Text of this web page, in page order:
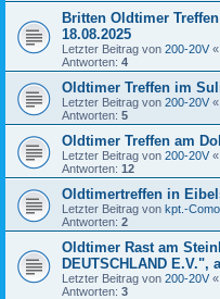
Britten Oldtimer
18.08.2025
Letzter Beitrag von 200-20V «
Antworten: 4
Oldtimer Treffen im
Letzter Beitrag von 200-20V «
Antworten: 5
Oldtimer Treffen am
Letzter Beitrag von 200-20V «
Antworten: 12
Oldtimertreffen in
Letzter Beitrag von kpt.-Como
Antworten: 2
Oldtimer Rast am
DEUTSCHLAND E.V.",
Letzter Beitrag von 200-20V «
Antworten: 3